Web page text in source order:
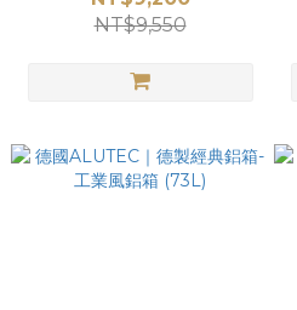
NT$9,550